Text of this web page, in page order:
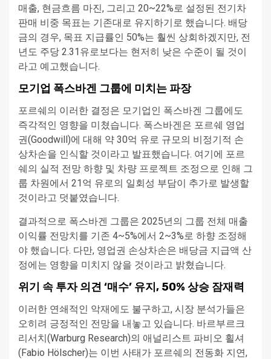
매출, 현금흐름 마진, 그리고 20~22%로 설정된 전기차
판매 비중 목표는 기존대로 유지하기로 했습니다. 배당
금의 경우, 목표 지급률인 50%는 훨씬 상회하겠지만, 전
년도 주당 2.31유로보다는 현저히 낮은 수준이 될 것이
라고 예고했습니다.
모기업 폭스바겐 그룹에 미치는 파장
포르쉐의 이러한 결정은 모기업인 폭스바겐 그룹에도
즉각적인 영향을 미쳤습니다. 폭스바겐은 포르쉐 영업
권(Goodwill)에 대해 약 30억 유로 규모의 비정기적 손
상차손을 인식할 것이라고 발표했습니다. 여기에 포르
쉐의 실적 전망 하향 및 차량 프로젝트 조정으로 인해 그
룹 차원에서 21억 유로의 일회성 부담이 추가로 발생할
것이라고 덧붙였습니다.
결과적으로 폭스바겐 그룹은 2025년의 그룹 전체 매출
이익률 전망치를 기존 4~5%에서 2~3%로 하향 조정해
야 했습니다. 다만, 영업권 손상차손은 배당금 지급액 산
정에는 영향을 미치지 않을 것이라고 밝혔습니다.
위기 속 투자 의견 ‘매수’ 유지, 50% 상승 잠재력
이러한 연쇄적인 악재에도 불구하고, 시장 분석가들은
오히려 긍정적인 전망을 내놓고 있습니다. 바르부르크
리서치(Warburg Research)의 애널리스트 파비오 횔셔
(Fabio Hölscher)는 이번 사태가 포르쉐의 전동화 지연,